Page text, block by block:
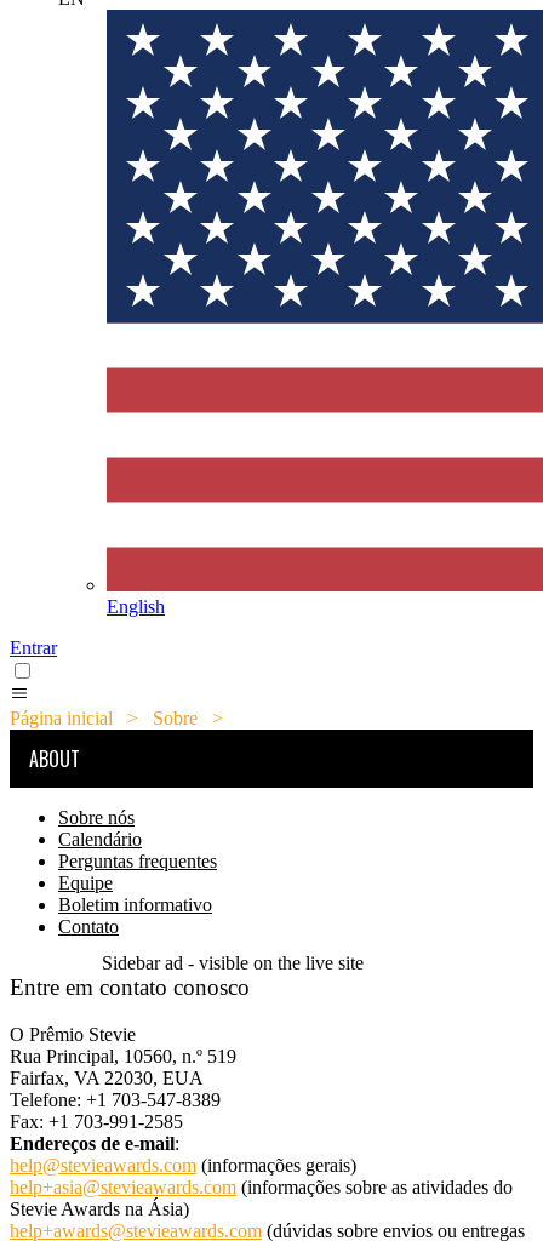
English
Entrar
Página inicial > Sobre >
ABOUT
Sobre nós
Calendário
Perguntas frequentes
Equipe
Boletim informativo
Contato
Sidebar ad - visible on the live site
Entre em contato conosco
O Prêmio Stevie
Rua Principal, 10560, n.º 519
Fairfax, VA 22030, EUA
Telefone: +1 703-547-8389
Fax: +1 703-991-2585
Endereços de e-mail:
help@stevieawards.com (informações gerais)
help+asia@stevieawards.com (informações sobre as atividades do
Stevie Awards na Ásia)
help+awards@stevieawards.com (dúvidas sobre envios ou entregas